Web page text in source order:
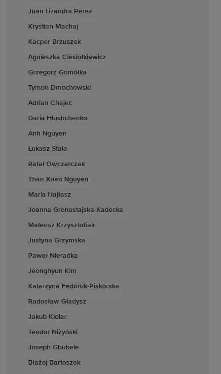
Juan Lizandra Perez
Krystian Machaj
Kacper Brzuszek
Agnieszka Ciesiołkiewicz
Grzegorz Gomółka
Tymon Dmochowski
Adrian Chajec
Daria Hlushchenko
Anh Nguyen
Łukasz Stala
Rafał Owczarczak
Than Xuan Nguyen
Maria Hajłasz
Joanna Gronostajska-Kadecka
Mateusz Krzysztofiak
Justyna Grzymska
Paweł Nieradka
Jeonghyun Kim
Katarzyna Fedoruk-Piskorska
Radosław Gładysz
Jakub Kielar
Teodor Niżyński
Joseph Gbubele
Błażej Bartoszek